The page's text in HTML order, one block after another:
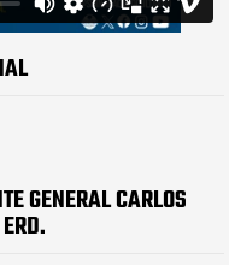
GENERAL CARLOS